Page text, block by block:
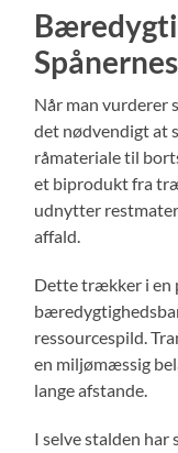
Når man vurderer
det nødvendigt at
råmateriale til
et biprodukt fra
udnytter
affald.
Dette trækker i en
ressourcespild.
en miljømæssig
lange afstande.
I selve stalden har